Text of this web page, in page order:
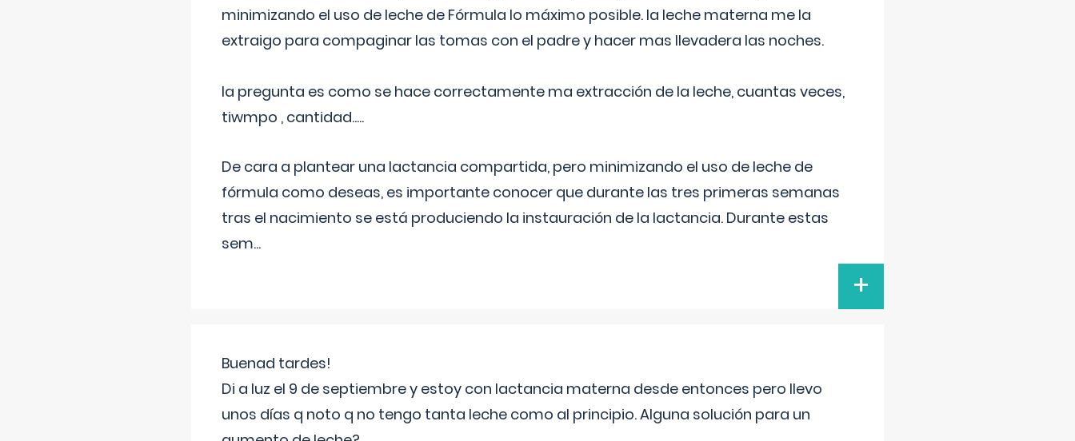
minimizando el uso de leche de Fórmula lo máximo posible. la leche materna me la
extraigo para compaginar las tomas con el padre y hacer mas llevadera las noches.
la pregunta es como se hace correctamente ma extracción de la leche, cuantas veces,
tiwmpo , cantidad.....
De cara a plantear una lactancia compartida, pero minimizando el uso de leche de
fórmula como deseas, es importante conocer que durante las tres primeras semanas
tras el nacimiento se está produciendo la instauración de la lactancia. Durante estas
sem...
+
Buenad tardes!
Di a luz el 9 de septiembre y estoy con lactancia materna desde entonces pero llevo
unos días q noto q no tengo tanta leche como al principio. Alguna solución para un